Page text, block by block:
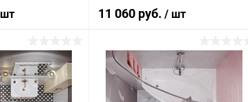
11 060 руб. / шт
Подписаться